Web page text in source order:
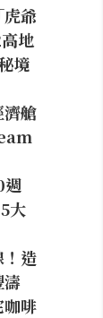
虎爺
地
境
艙
週
大
！造
濤
咖啡